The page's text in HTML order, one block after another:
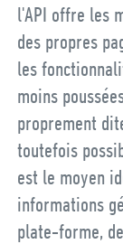
l'API offre les
des propres
les
moins
proprement
toutefois
est le moyen
informations
plate-forme,